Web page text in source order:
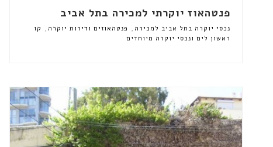
פנטהאוז יוקרתי למכירה בתל אביב
נכסי יוקרה בתל אביב למכירה , פנטהאוזים ודירות יוקרה , קו
ראשון לים ונכסי יוקרה מיוחדים